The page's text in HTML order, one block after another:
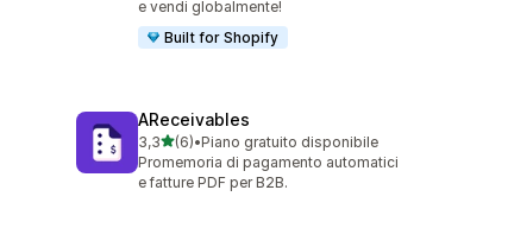
e vendi globalmente!
Built for Shopify
AReceivables
3,3stelle su 5
(6)
6 recensioni totali
•Piano gratuito disponibile
Promemoria di pagamento automatici
e fatture PDF per B2B.